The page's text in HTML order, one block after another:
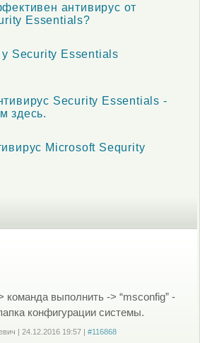
антивирус от
Essentials?
у Security Essentials
Security Essentials -
здесь.
Microsoft Sequrity
команда выполнить -> “msconfig” -
конфигурации системы.
|24.12.2016 19:57 |#116868